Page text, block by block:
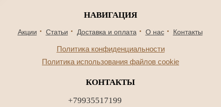
НАВИГАЦИЯ
Акции Статьи Доставка и оплата О нас Контакты
Политика конфиденциальности
Политика использования файлов cookie
КОНТАКТЫ
+79935517199